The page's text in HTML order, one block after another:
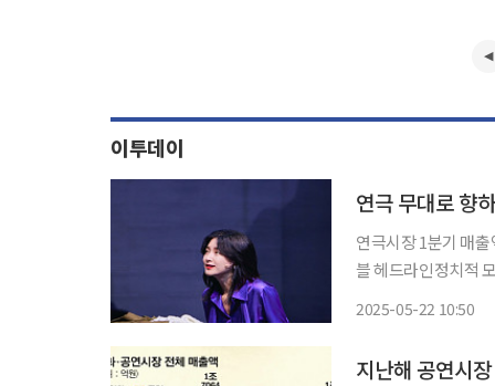
이투데이
연극 무대로 향
연극시장 1분기 매
블 헤드라인정치적 모순 다
2025-05-22 10:50
지난해 공연시